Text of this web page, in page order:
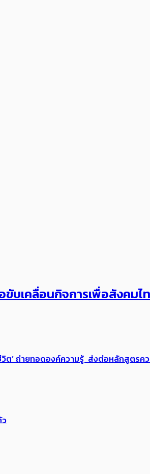
บเคลื่อนกิจการเพื่อสังคมไ
’ ถ่ายทอดองค์ความรู้ ส่งต่อหลักสูตรค